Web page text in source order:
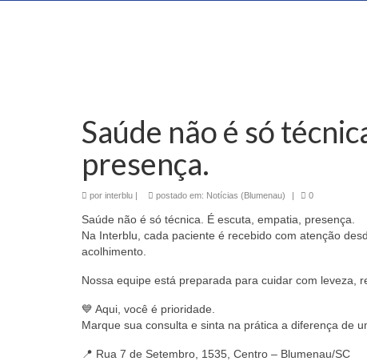
Saúde não é só
presença.
por interblu | postado em: Notícias (Blumenau) | 0
Saúde não é só técnica. É escuta, empatia, presença.
Na Interblu, cada paciente é recebido com atenção
acolhimento.
Nossa equipe está preparada para cuidar com leveza,
💙 Aqui, você é prioridade.
Marque sua consulta e sinta na prática a diferença de
📍 Rua 7 de Setembro, 1535, Centro – Blumenau/SC